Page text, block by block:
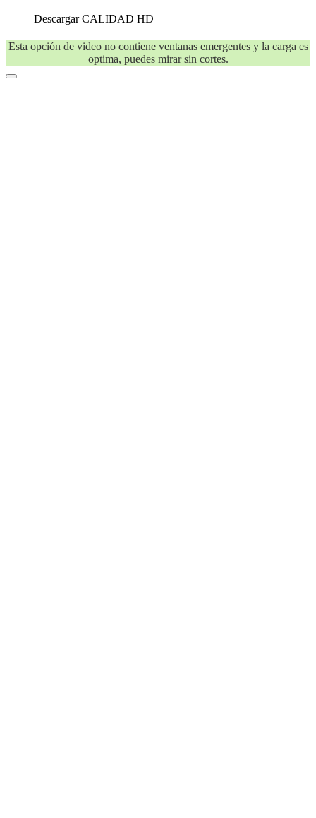
DescargarCALIDAD HD
Esta opción de video no contiene ventanas emergentes y la carga es
optima, puedes mirar sin cortes.